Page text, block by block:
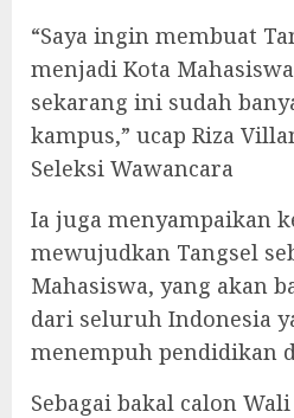
“Saya ingin membuat
menjadi Kota
sekarang ini sudah
kampus,” ucap Riza
Seleksi Wawancara
Ia juga menyampaikan
mewujudkan Tangsel
Mahasiswa, yang akan
dari seluruh Indonesia
menempuh pendidikan
Sebagai bakal calon